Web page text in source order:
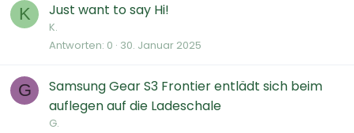
K Just want to say Hi!
K.
Antworten 0 30. Januar 2025
G
Samsung Gear S3 Frontier entlädt sich beim
auflegen auf die Ladeschale
G.